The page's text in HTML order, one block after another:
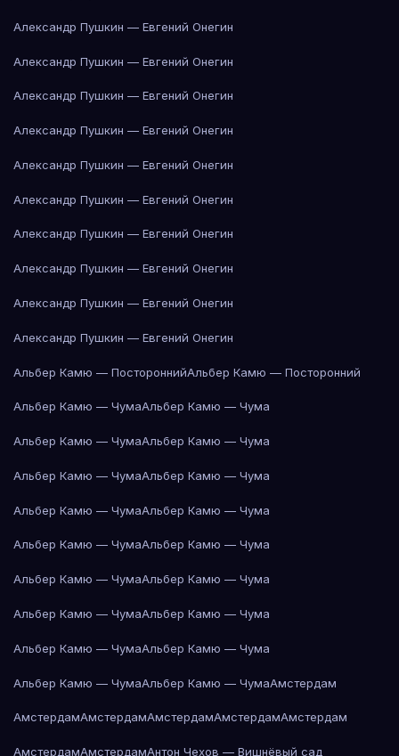
Александр Пушкин — Евгений Онегин
Александр Пушкин — Евгений Онегин
Александр Пушкин — Евгений Онегин
Александр Пушкин — Евгений Онегин
Александр Пушкин — Евгений Онегин
Александр Пушкин — Евгений Онегин
Александр Пушкин — Евгений Онегин
Александр Пушкин — Евгений Онегин
Александр Пушкин — Евгений Онегин
Александр Пушкин — Евгений Онегин
Альбер Камю — ПостороннийАльбер Камю — Посторонний
Альбер Камю — ЧумаАльбер Камю — Чума
Альбер Камю — ЧумаАльбер Камю — Чума
Альбер Камю — ЧумаАльбер Камю — Чума
Альбер Камю — ЧумаАльбер Камю — Чума
Альбер Камю — ЧумаАльбер Камю — Чума
Альбер Камю — ЧумаАльбер Камю — Чума
Альбер Камю — ЧумаАльбер Камю — Чума
Альбер Камю — ЧумаАльбер Камю — Чума
Альбер Камю — ЧумаАльбер Камю — ЧумаАмстердам
АмстердамАмстердамАмстердамАмстердамАмстердам
АмстердамАмстердамАнтон Чехов — Вишнёвый сад